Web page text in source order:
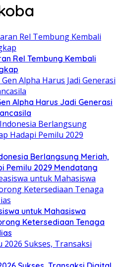
Rel Tembung Kembali
Alpha Harus Jadi Generasi
Berlangsung Meriah,
Pemilu 2029 Mendatang
untuk Mahasiswa
Ketersediaan Tenaga